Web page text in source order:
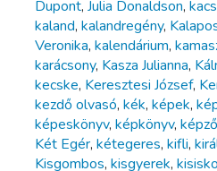
Dupont, Julia Donaldson,
kaland, kalandregény,
Veronika, kalendárium,
karácsony, Kasza Julianna,
kecske, Keresztesi József,
kezdő olvasó, kék, képek,
képeskönyv, képkönyv,
Két Egér, kétegeres, kifli,
Kisgombos, kisgyerek,